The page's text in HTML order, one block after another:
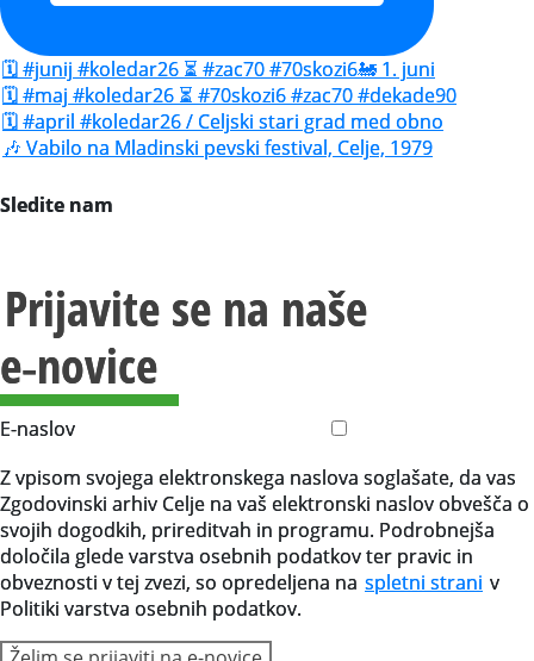
🗓️ #junij #koledar26 ⏳ #zac70 #70skozi6🚂 1. juni
🗓️ #maj #koledar26 ⏳ #70skozi6 #zac70 #dekade90
🗓️ #april #koledar26 / Celjski stari grad med obno
🎶 Vabilo na Mladinski pevski festival, Celje, 1979
Sledite nam
Prijavite se na naše
e‑novice
E-naslov
Z vpisom svojega elektronskega naslova soglašate, da vas
Zgodovinski arhiv Celje na vaš elektronski naslov obvešča o
svojih dogodkih, prireditvah in programu. Podrobnejša
določila glede varstva osebnih podatkov ter pravic in
obveznosti v tej zvezi, so opredeljena na spletni strani v
Politiki varstva osebnih podatkov.